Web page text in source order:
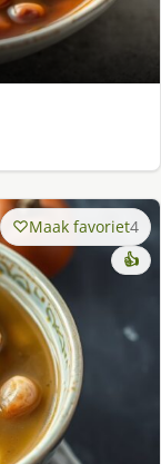
Maak favoriet4
👍